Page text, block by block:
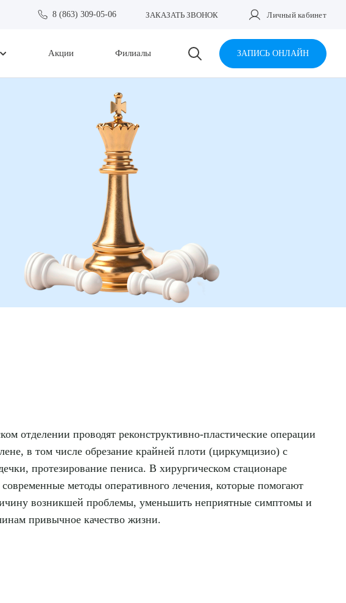
8 (863) 309-05-06 ЗАКАЗАТЬ ЗВОНОК Личный кабинет
Акции Филиалы ЗАПИСЬ ОНЛАЙН
отделении проводят реконструктивно-пластические операции
в том числе обрезание крайней плоти (циркумцизио) с
протезирование пениса. В хирургическом стационаре
методы оперативного лечения, которые помогают
возникшей проблемы, уменьшить неприятные симптомы и
привычное качество жизни.